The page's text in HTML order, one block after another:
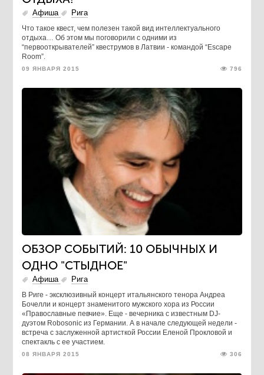
Афиша Рига
Что такое квест, чем полезен такой вид интеллектуального
отдыха… Об этом мы поговорили с одними из
“первооткрывателей” квеструмов в Латвии - командой “Escape
Room”.
09 ЯНВАРЯ 2015 796
ОБЗОР СОБЫТИЙ: 10 ОБЫЧНЫХ И
ОДНО "СТЫДНОЕ"
Афиша Рига
В Риге - эксклюзивный концерт итальянского тенора Андреа
Бочелли и концерт знаменитого мужского хора из России
«Православные певчие». Еще - вечерника с известным DJ-
дуэтом Robosonic из Германии. А в начале следующей недели -
встреча с заслуженной артисткой России Еленой Прокловой и
спектакль с ее участием.
08 ЯНВАРЯ 2015 306